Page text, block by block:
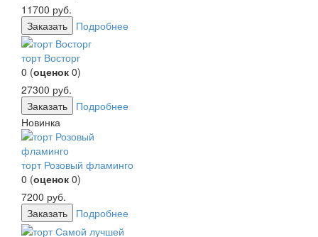
11700 руб.
Заказать
Подробнее
торт Восторг
0 (оценок 0)
27300 руб.
Заказать
Подробнее
Новинка
торт Розовый фламинго
0 (оценок 0)
7200 руб.
Заказать
Подробнее